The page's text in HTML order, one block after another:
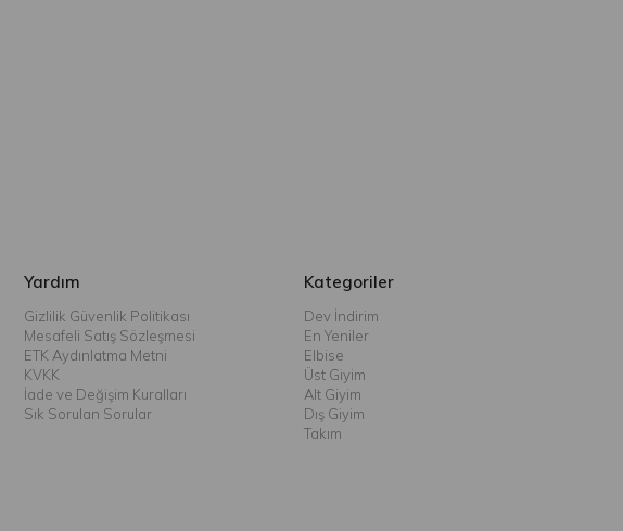
Yardım
Gizlilik Güvenlik Politikası
Mesafeli Satış Sözleşmesi
ETK Aydınlatma Metni
KVKK
İade ve Değişim Kuralları
Sık Sorulan Sorular
Kategoriler
Dev İndirim
En Yeniler
Elbise
Üst Giyim
Alt Giyim
Dış Giyim
Takım